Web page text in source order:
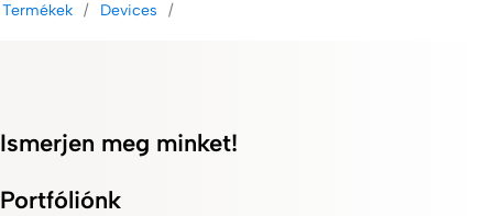
Termékek Devices
Ismerjen meg minket!
Portfóliónk